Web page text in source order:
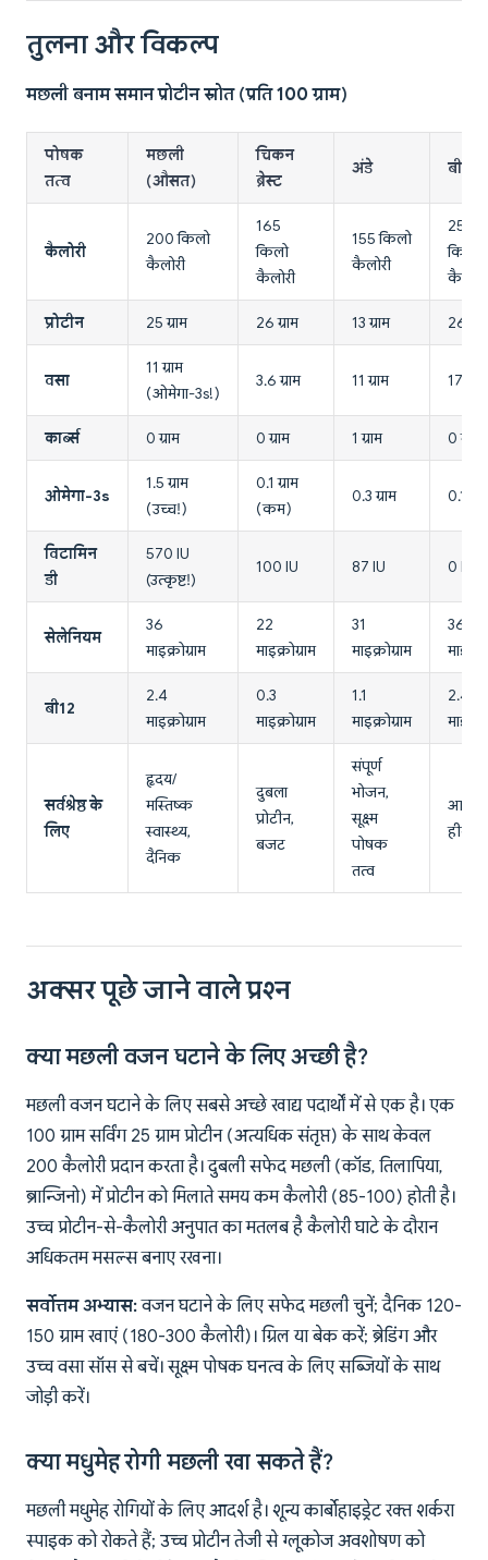
तुलना और विकल्प
मछली बनाम समान प्रोटीन स्रोत (प्रति 100 ग्राम)
पोषक
तत्व
मछली
(औसत)
चिकन
ब्रेस्ट
अंडे बीफ
कैलोरी
200 किलो
कैलोरी
165
किलो
कैलोरी
155 किलो
कैलोरी
250
किलो
कैलोरी
प्रोटीन 25 ग्राम 26 ग्राम 13 ग्राम 26
वसा
11 ग्राम
(ओमेगा-3s!)
3.6 ग्राम 11 ग्राम 17 ग्राम
कार्ब्स 0 ग्राम 0 ग्राम 1 ग्राम 0 ग्राम
ओमेगा-3s
1.5 ग्राम
(उच्च!)
0.1 ग्राम
(कम)
0.3 ग्राम 0.1
विटामिन
डी
570 IU
(उत्कृष्ट!)
100 IU 87 IU 0 IU
सेलेनियम
36
माइक्रोग्राम
22
माइक्रोग्राम
31
माइक्रोग्राम
36
बी12
2.4
माइक्रोग्राम
0.3
माइक्रोग्राम
1.1
माइक्रोग्राम
2.4
सर्वश्रेष्ठ के
लिए
हृदय/
मस्तिष्क
स्वास्थ्य,
दैनिक
दुबला
प्रोटीन,
बजट
संपूर्ण
भोजन,
सूक्ष्म
पोषक
तत्व
आयरन,
हीम
अक्सर पूछे जाने वाले प्रश्न
क्या मछली वजन घटाने के लिए अच्छी है?
मछली वजन घटाने के लिए सबसे अच्छे खाद्य पदार्थों में से एक है। एक
100 ग्राम सर्विंग 25 ग्राम प्रोटीन (अत्यधिक संतृप्त) के साथ केवल
200 कैलोरी प्रदान करता है। दुबली सफेद मछली (कॉड, तिलापिया,
ब्रान्जिनो) में प्रोटीन को मिलाते समय कम कैलोरी (85-100) होती है।
उच्च प्रोटीन-से-कैलोरी अनुपात का मतलब है कैलोरी घाटे के दौरान
अधिकतम मसल्स बनाए रखना।
सर्वोत्तम अभ्यास:वजन घटाने के लिए सफेद मछली चुनें; दैनिक 120-
150 ग्राम खाएं (180-300 कैलोरी)। ग्रिल या बेक करें; ब्रेडिंग और
उच्च वसा सॉस से बचें। सूक्ष्म पोषक घनत्व के लिए सब्जियों के साथ
जोड़ी करें।
क्या मधुमेह रोगी मछली खा सकते हैं?
मछली मधुमेह रोगियों के लिए आदर्श है। शून्य कार्बोहाइड्रेट रक्त शर्करा
स्पाइक को रोकते हैं; उच्च प्रोटीन तेजी से ग्लूकोज अवशोषण को